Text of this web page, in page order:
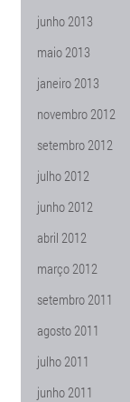
junho 2013
maio 2013
janeiro 2013
novembro 2012
setembro 2012
julho 2012
junho 2012
abril 2012
março 2012
setembro 2011
agosto 2011
julho 2011
junho 2011